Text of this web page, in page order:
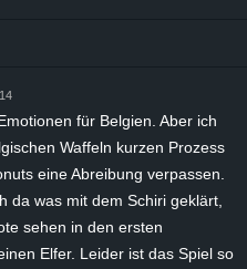
für Belgien. Aber ich
Waffeln kurzen Prozess
eine Abreibung verpassen.
da was mit dem Schiri geklärt,
sehen in den ersten
Elfer. Leider ist das Spiel so